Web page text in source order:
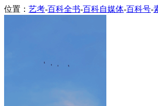
位置： 艺考-百科全书-百科自媒体-百科号-